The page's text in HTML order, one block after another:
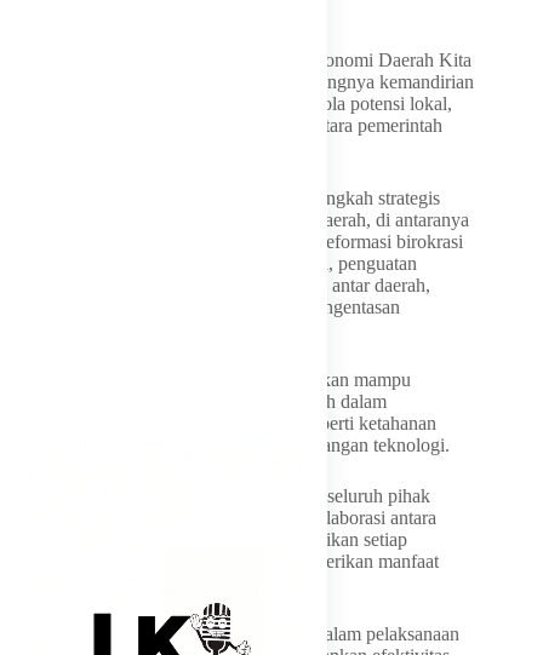
Tema yang diusung tahun ini, “Dengan Otonomi Daerah Kita
Wujudkan Asta Cita”, mencerminkan pentingnya kemandirian
dan tanggung jawab daerah dalam mengelola potensi lokal,
dengan tetap menjaga sinergi yang kuat antara pemerintah
Lebih lanjut, disampaikan pula sejumlah langkah strategis
dalam mendukung keberhasilan otonomi daerah, di antaranya
integrasi perencanaan dan penganggaran, reformasi birokrasi
berbasis hasil dengan dukungan digitalisasi, penguatan
kemandirian fiskal, peningkatan kolaborasi antar daerah,
hingga fokus pada pelayanan dasar dan pengentasan
Selain itu, pemerintah daerah juga diharapkan mampu
memperkuat stabilitas dan ketahanan daerah dalam
menghadapi berbagai tantangan global, seperti ketahanan
pangan, perubahan iklim, hingga perkembangan teknologi.
Menutup amanatnya, Wali Kota mengajak seluruh pihak
untuk terus memperkuat koordinasi dan kolaborasi antara
pemerintah pusat dan daerah, serta memastikan setiap
kebijakan yang diambil benar-benar memberikan manfaat
Ia juga menekankan pentingnya efisiensi dalam pelaksanaan